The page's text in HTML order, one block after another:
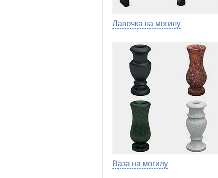
Лавочка на могилу
Ваза на могилу